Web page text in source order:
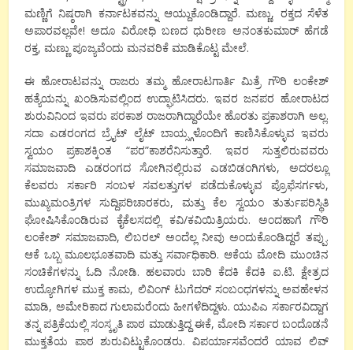
ಮಣ್ಣಿಗೆ ನಿಷ್ಠರಾಗಿ ಕರ್ನಾಟಕವನ್ನು ಆಯ್ದುಕೊಂಡಿದ್ದಾರೆ. ಮಣ್ಣು, ರಕ್ತದ ಸೆಳೆತ
ಅಪಾರವಲ್ಲವೇ! ಅದೂ ವಿರೋಧಿ ಬಣದ ಧುರೀಣ ಅನಂತಕುಮಾರ್ ಹೆಗಡೆ
ರಕ್ತ, ಮಣ್ಣು ಪೂಜ್ಯವೆಂದು ಮನವರಿಕೆ ಮಾಡಿಕೊಟ್ಟ ಮೇಲೆ.
ಈ ಹೋರಾಟವನ್ನು ರಾಜರು ತಮ್ಮ ಹೋರಾಟಗಾರ್ತಿ ಮಿತ್ರೆ ಗೌರಿ ಲಂಕೇಶ್
ಹತ್ಯೆಯನ್ನು ಖಂಡಿಸುವಲ್ಲಿಂದ ಉದ್ಘಾಟಿಸಿದರು. ಇವರ ಜನಪರ ಹೋರಾಟದ
ಶುರುವಿನಿಂದ ಇವರು ಪರಕಾಶ ರಾಜರಾಗಿದ್ದಾರೆಯೇ ಹೊರತು ಪ್ರಕಾಶರಾಗಿ ಅಲ್ಲ.
ಸದಾ ಎಡರಂಗದ ಬ್ರೈಟ್ ಲೈಟ್ ಬಾಯ್ಸ್ಗಳೊಂದಿಗೆ ಕಾಣಿಸಿಕೊಳ್ಳುವ ಇವರು
ಸ್ವಯಂ ಪ್ರಕಾಶಕ್ಕಿಂತ “ಪರ”ಕಾಶರೆನಿಸುತ್ತಾರೆ. ಇವರ ಸುತ್ತಲಿರುವವರು
ಸಮಾಜವಾದಿ ಎಡರಂಗದ ಸೋಗಿನಲ್ಲಿರುವ ಎಡಬಿಡಂಗಿಗಳು, ಅದರಲ್ಲೂ
ಕೆಲವರು ಸರ್ಕಾರಿ ಸಂಬಳ ಸವಲತ್ತುಗಳ ಪಡೆದುಕೊಳ್ಳುವ ಪ್ರೊಫೆಸರ್ಗಳು,
ಮುಖ್ಯಮಂತ್ರಿಗಳ ಸುದ್ದಿಪರಿಚಾರಕರು, ಮತ್ತು ಕೆಲ ಸ್ವಯಂ ತುರ್ತುಪರಿಸ್ಥಿತಿ
ಘೋಷಿಸಿಕೊಂಡಿರುವ ಕೈಕೆಲಸದಲ್ಲಿ ಕವಿ/ಕವಿಯಿತ್ರಿಯರು. ಅಂದಹಾಗೆ ಗೌರಿ
ಲಂಕೇಶ್ ಸಮಾಜವಾದಿ, ಲಿಬರಲ್ ಅಂದೆಲ್ಲ ನೀವು ಅಂದುಕೊಂಡಿದ್ದರೆ ತಪ್ಪು.
ಆಕೆ ಒಬ್ಬ ಮೂಲಭೂತವಾದಿ ಮತ್ತು ಸರ್ವಾಧಿಕಾರಿ. ಆಕೆಯ ಮೋದಿ ಮುಂಚಿನ
ಸಂಚಿಕೆಗಳನ್ನು ಓದಿ ನೋಡಿ. ಹಲವಾರು ಬಾರಿ ಕೆದಕಿ ಕೆದಕಿ ಐ.ಟಿ. ಕ್ಷೇತ್ರದ
ಉದ್ಯೋಗಿಗಳ ಮುಕ್ತ ಕಾಮ, ಲಿವಿಂಗ್ ಟುಗೆದರ್ ಸಂಬಂಧಗಳನ್ನು ಅವಹೇಳನ
ಮಾಡಿ, ಅಮೇರಿಕಾದ ಗುಲಾಮರೆಂದು ಹೀಗಳೆದಿದ್ದಳು. ಯುಪಿಎ ಸರ್ಕಾರವಿದ್ದಾಗ
ತನ್ನ ಪತ್ರಿಕೆಯಲ್ಲಿ ಸಂಸ್ಕೃತಿ ಪಾಠ ಮಾಡುತ್ತಿದ್ದ ಈಕೆ, ಮೋದಿ ಸರ್ಕಾರ ಬಂದೊಡನೆ
ಮುಕ್ತತೆಯ ಪಾಠ ಶುರುವಿಟ್ಟುಕೊಂಡರು. ವಿಪರ್ಯಾಸವೆಂದರೆ ಯಾವ ಲಿವ್